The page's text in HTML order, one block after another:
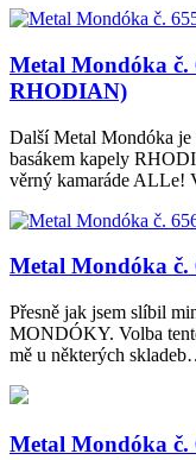
Metal Mondóka
RHODIAN)
Další Metal Mondóka je
basákem kapely
věrný kamaráde
Metal Mondóka
Přesně jak jsem slíbil
MONDÓKY. Volba
mě u některých
Metal Mondóka č.